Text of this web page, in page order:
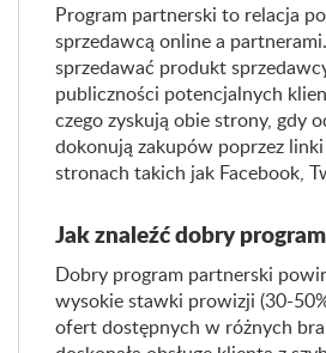
Program partnerski to relacja
sprzedawcą online a
sprzedawać produkt
publiczności potencjalnych
czego zyskują obie strony, gdy
dokonują zakupów poprzez
stronach takich jak Facebook,
Jak znaleźć dobry
Dobry program partnerski
wysokie stawki prowizji (30-
ofert dostępnych w różnych